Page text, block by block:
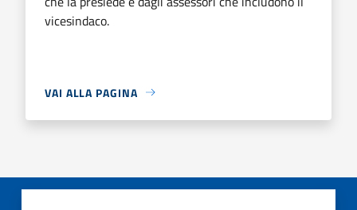
vicesindaco.
VAI ALLA PAGINA